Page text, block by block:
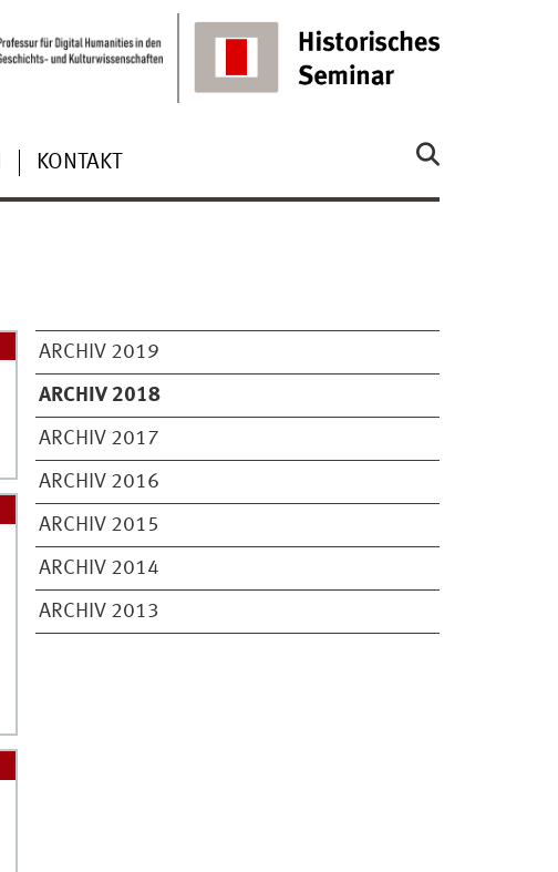
KONTAKT
ARCHIV 2019
ARCHIV 2018
ARCHIV 2017
ARCHIV 2016
ARCHIV 2015
ARCHIV 2014
ARCHIV 2013